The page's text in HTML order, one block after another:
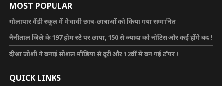
MOST POPULAR
गौलापार वैंडी स्कूल में मेधावी छात्र-छात्राओं को किया गया सम्मानित
नैनीताल जिले के 197 होम स्टे पर छापा, 150 से ज्यादा को नोटिस और कई होंगे बंद !
दीश्रा जोशी ने बनाई सोशल मीडिया से दूरी और 12वीं में बन गई टॉपर !
QUICK LINKS